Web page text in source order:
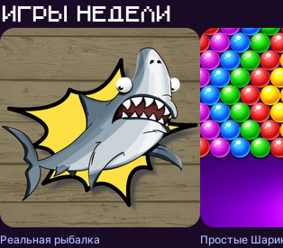
Игры недели
Реальная рыбалка Простые